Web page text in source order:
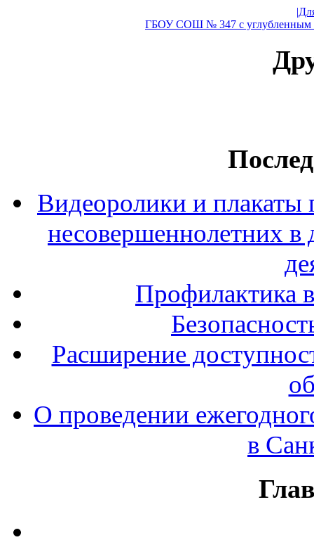
ГБОУ СОШ № 347 с углубленным
Видеоролики и плакаты
несовершеннолетних в
Профилактика
Расширение
О проведении
в